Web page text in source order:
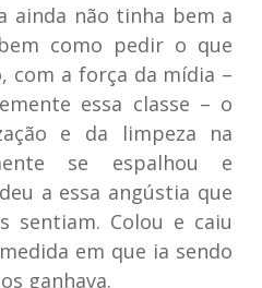
ainda não tinha bem a
como pedir o que
com a força da mídia –
essa classe – o
e da limpeza na
se espalhou e
a essa angústia que
sentiam. Colou e caiu
em que ia sendo
ganhava.